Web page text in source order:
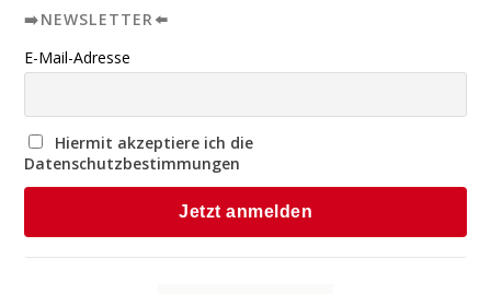
➡️NEWSLETTER⬅️
E-Mail-Adresse
Hiermit akzeptiere ich die
Datenschutzbestimmungen